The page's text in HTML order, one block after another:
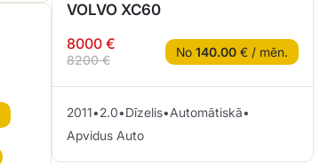
VOLVO XC60
8000 €
8200 €
No 140.00 € / mēn.
2011•2.0•Dīzelis•Automātiskā•
Apvidus Auto